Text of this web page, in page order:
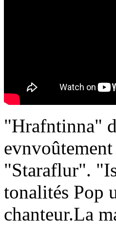
"Hrafntinna"
"Staraflur".
tonalités Pop
chanteur.La